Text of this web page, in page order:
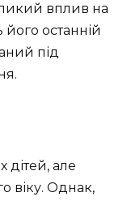
вплив на
його останній
під
дітей, але
віку. Однак,